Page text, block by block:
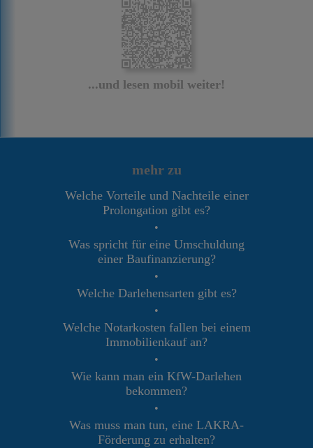
...und lesen mobil weiter!
mehr zu
Welche Vorteile und Nachteile einer
Prolongation gibt es?
•
Was spricht für eine Umschuldung
einer Baufinanzierung?
•
Welche Darlehensarten gibt es?
•
Welche Notarkosten fallen bei einem
Immobilienkauf an?
•
Wie kann man ein KfW-Darlehen
bekommen?
•
Was muss man tun, eine LAKRA-
Förderung zu erhalten?